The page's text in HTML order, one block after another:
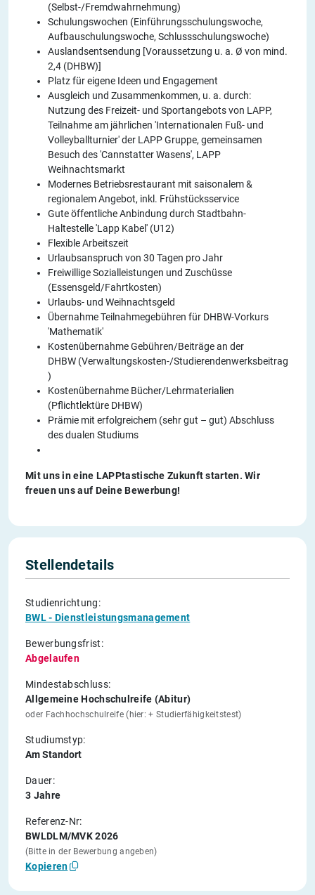
(Selbst-/Fremdwahrnehmung)
Schulungswochen (Einführungsschulungswoche,
Aufbauschulungswoche, Schlussschulungswoche)
Auslandsentsendung [Voraussetzung u. a. Ø von mind.
2,4 (DHBW)]
Platz für eigene Ideen und Engagement
Ausgleich und Zusammenkommen, u. a. durch:
Nutzung des Freizeit- und Sportangebots von LAPP,
Teilnahme am jährlichen 'Internationalen Fuß- und
Volleyballturnier' der LAPP Gruppe, gemeinsamen
Besuch des 'Cannstatter Wasens', LAPP
Weihnachtsmarkt
Modernes Betriebsrestaurant mit saisonalem &
regionalem Angebot, inkl. Frühstücksservice
Gute öffentliche Anbindung durch Stadtbahn-
Haltestelle 'Lapp Kabel' (U12)
Flexible Arbeitszeit
Urlaubsanspruch von 30 Tagen pro Jahr
Freiwillige Sozialleistungen und Zuschüsse
(Essensgeld/Fahrtkosten)
Urlaubs- und Weihnachtsgeld
Übernahme Teilnahmegebühren für DHBW-Vorkurs
'Mathematik'
Kostenübernahme Gebühren/Beiträge an der
DHBW (Verwaltungskosten-/Studierendenwerksbeitrag
)
Kostenübernahme Bücher/Lehrmaterialien
(Pflichtlektüre DHBW)
Prämie mit erfolgreichem (sehr gut – gut) Abschluss
des dualen Studiums
Mit uns in eine LAPPtastische Zukunft starten. Wir
freuen uns auf Deine Bewerbung!
Stellendetails
Studienrichtung:
BWL - Dienstleistungsmanagement
Bewerbungsfrist:
Abgelaufen
Mindestabschluss:
Allgemeine Hochschulreife (Abitur)
oder Fachhochschulreife (hier: + Studierfähigkeitstest)
Studiumstyp:
Am Standort
Dauer:
3 Jahre
Referenz-Nr:
BWLDLM/MVK 2026
(Bitte in der Bewerbung angeben)
Kopieren